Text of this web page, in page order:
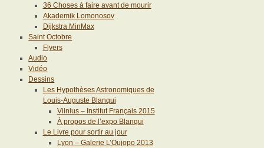
36 Choses à faire avant de mourir
Akademik Lomonosov
Dijkstra MinMax
Saint Octobre
Flyers
Audio
Vidéo
Dessins
Les Hypothèses Astronomiques de
Louis-Auguste Blanqui
Vilnius – Institut Français 2015
À propos de l’expo Blanqui
Le Livre pour sortir au jour
Lyon – Galerie L’Oujopo 2013